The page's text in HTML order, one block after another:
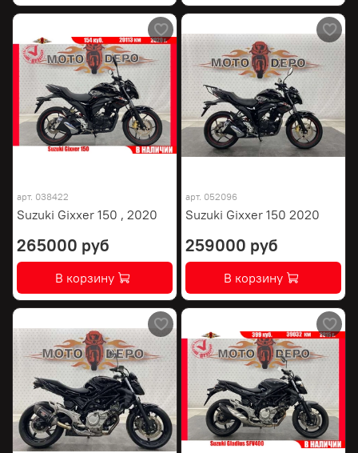
арт. 038422
Suzuki Gixxer 150 , 2020
265000 руб
В корзину
арт. 052096
Suzuki Gixxer 150 2020
259000 руб
В корзину